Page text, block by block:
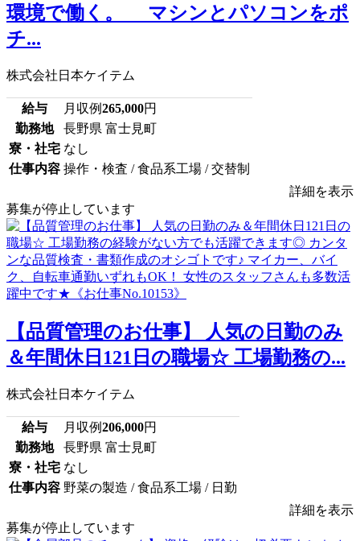
環境で働く。 マシンとパソコンをポ
チ...
株式会社日本ケイテム
給与 月収例265,000円
勤務地
長野県 富士見町
寮・社宅 なし
仕事内容 操作・検査 / 食品系工場 / 交替制
詳細を表示
募集が停止しています
【品質管理のお仕事】 人気の日勤のみ
＆年間休日121日の職場☆ 工場勤務の...
株式会社日本ケイテム
給与 月収例206,000円
勤務地
長野県 富士見町
寮・社宅 なし
仕事内容 野菜の製造 / 食品系工場 / 日勤
詳細を表示
募集が停止しています